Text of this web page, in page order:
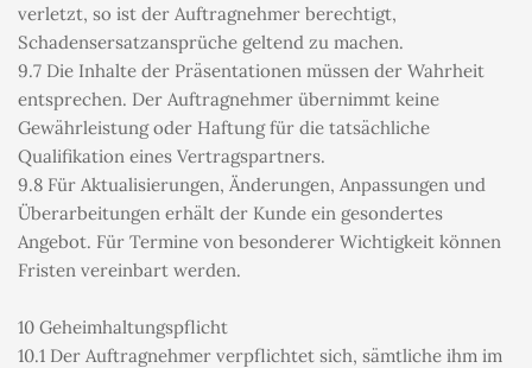
verletzt, so ist der Auftragnehmer berechtigt,
Schadensersatzansprüche geltend zu machen.
9.7 Die Inhalte der Präsentationen müssen der Wahrheit
entsprechen. Der Auftragnehmer übernimmt keine
Gewährleistung oder Haftung für die tatsächliche
Qualifikation eines Vertragspartners.
9.8 Für Aktualisierungen, Änderungen, Anpassungen und
Überarbeitungen erhält der Kunde ein gesondertes
Angebot. Für Termine von besonderer Wichtigkeit können
Fristen vereinbart werden.
10 Geheimhaltungspflicht
10.1 Der Auftragnehmer verpflichtet sich, sämtliche ihm im